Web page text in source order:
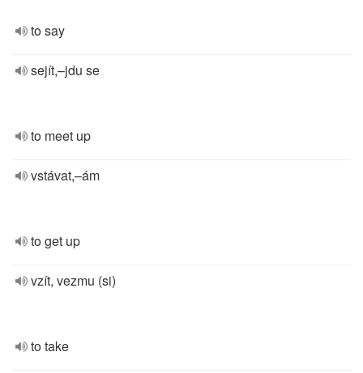
to say
sejít,–jdu se
to meet up
vstávat,–ám
to get up
vzít, vezmu (si)
to take